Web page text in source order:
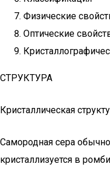
Физические
Оптические
СТРУКТУРА
Кристаллическая
Самородная сера
кристаллизуется в